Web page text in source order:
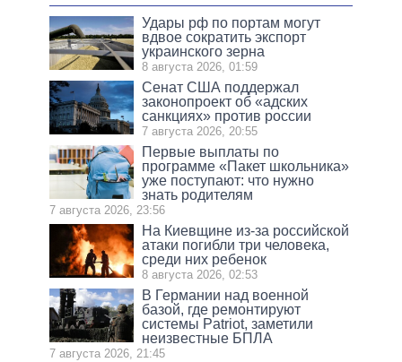
Удары рф по портам могут
вдвое сократить экспорт
украинского зерна
8 августа 2026, 01:59
Сенат США поддержал
законопроект об «адских
санкциях» против россии
7 августа 2026, 20:55
Первые выплаты по
программе «Пакет школьника»
уже поступают: что нужно
знать родителям
7 августа 2026, 23:56
На Киевщине из-за российской
атаки погибли три человека,
среди них ребенок
8 августа 2026, 02:53
В Германии над военной
базой, где ремонтируют
системы Patriot, заметили
неизвестные БПЛА
7 августа 2026, 21:45